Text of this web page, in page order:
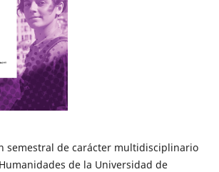
semestral de carácter multidisciplinario
de la Universidad de